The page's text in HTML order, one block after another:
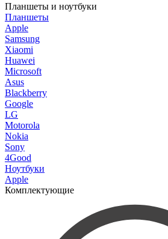
Планшеты и ноутбуки
Планшеты
Apple
Samsung
Xiaomi
Huawei
Microsoft
Asus
Blackberry
Google
LG
Motorola
Nokia
Sony
4Good
Ноутбуки
Apple
Комплектующие